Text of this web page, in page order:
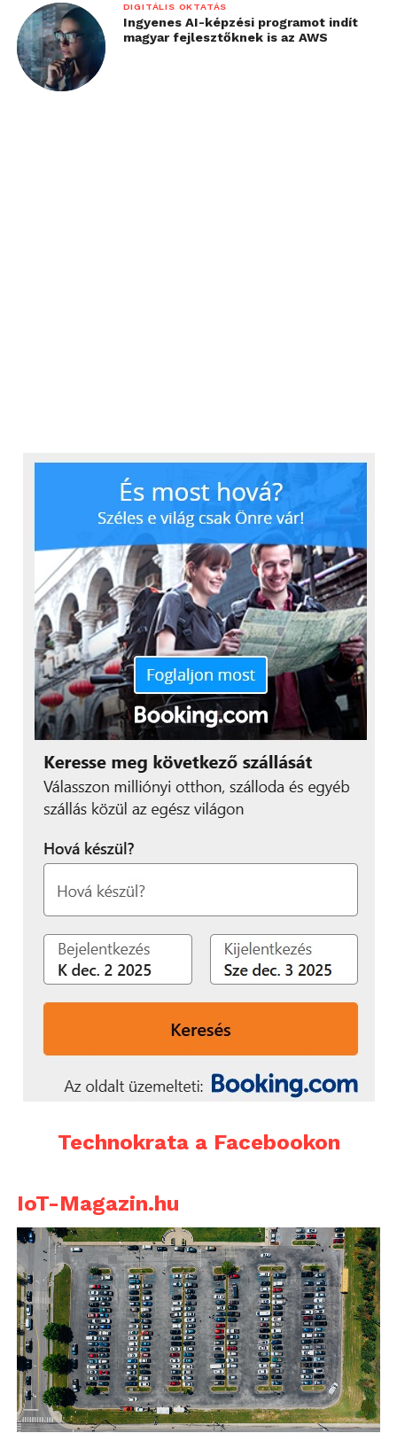
DIGITÁLIS OKTATÁS
Ingyenes AI-képzési programot indít
magyar fejlesztőknek is az AWS
Technokrata a Facebookon
IoT-Magazin.hu